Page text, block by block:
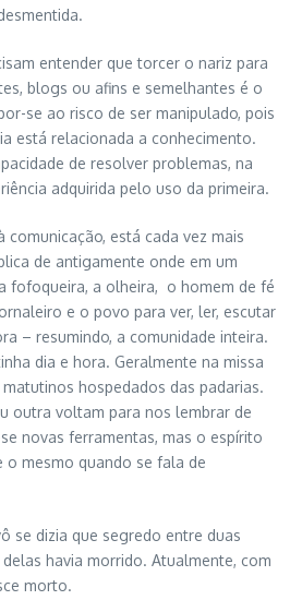
entender que torcer o nariz para
blogs ou afins e semelhantes é o
se ao risco de ser manipulado, pois
está relacionada a conhecimento.
de resolver problemas, na
adquirida pelo uso da primeira.
comunicação, está cada vez mais
de antigamente onde em um
fofoqueira, a olheira, o homem de fé
e o povo para ver, ler, escutar
– resumindo, a comunidade inteira.
dia e hora. Geralmente na missa
hospedados das padarias.
outra voltam para nos lembrar de
novas ferramentas, mas o espírito
o mesmo quando se fala de
se dizia que segredo entre duas
havia morrido. Atualmente, com
morto.